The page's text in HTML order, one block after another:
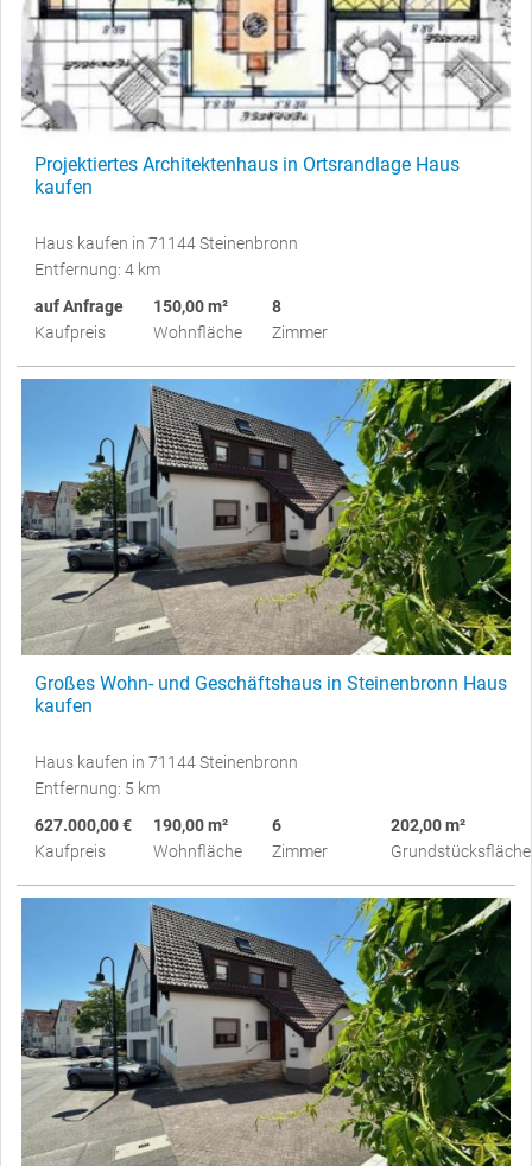
Projektiertes Architektenhaus in Ortsrandlage Haus
kaufen
Haus kaufen in 71144 Steinenbronn
Entfernung: 4 km
auf Anfrage
Kaufpreis
150,00 m²
Wohnfläche
8
Zimmer
Großes Wohn- und Geschäftshaus in Steinenbronn Haus
kaufen
Haus kaufen in 71144 Steinenbronn
Entfernung: 5 km
627.000,00 €
Kaufpreis
190,00 m²
Wohnfläche
6
Zimmer
202,00 m²
Grundstücksfläche